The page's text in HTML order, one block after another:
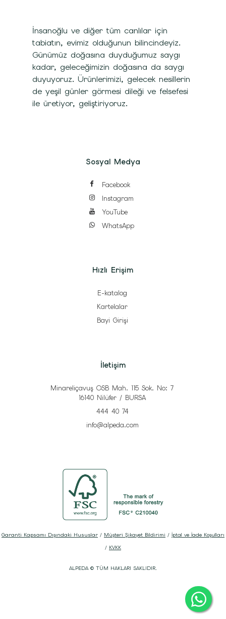
İnsanoğlu ve diğer tüm canlılar için
tabiatın, evimiz olduğunun bilincindeyiz.
Günümüz doğasına duyduğumuz saygı
kadar, geleceğimizin doğasına da saygı
duyuyoruz. Ürünlerimizi, gelecek nesillerin
de yeşil günler görmesi dileği ve felsefesi
ile üretiyor, geliştiriyoruz.
Sosyal Medya
Facebook
Instagram
YouTube
WhatsApp
Hızlı Erişim
E-katalog
Kartelalar
Bayi Girişi
İletişim
Minareliçavuş OSB Mah. 115 Sok. No: 7
16140 Nilüfer / BURSA
444 40 74
info@alpeda.com
ALPEDA © TÜM HAKLARI SAKLIDIR.
Garanti Kapsamı Dışındaki Hususlar / Müşteri Şikayet Bildirimi / İptal ve İade Koşulları
/ KVKK